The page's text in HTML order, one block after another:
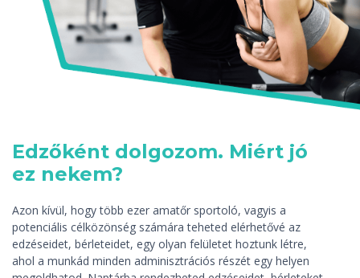
Edzőként dolgozom. Miért jó
ez nekem?
Azon kívül, hogy több ezer amatőr sportoló, vagyis a
potenciális célközönség számára teheted elérhetővé az
edzéseidet, bérleteidet, egy olyan felületet hoztunk létre,
ahol a munkád minden adminisztrációs részét egy helyen